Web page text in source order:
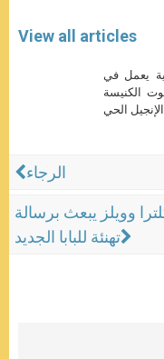
View all articles
يعمل في
الكنيسة
الرجاء
وويلز يبعث برسالة
تهنئة للبابا الجديد